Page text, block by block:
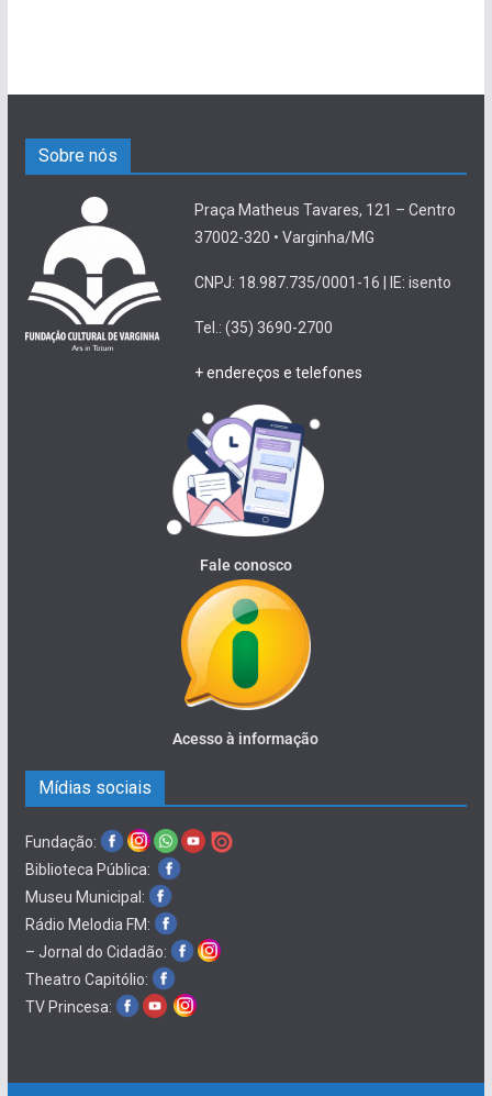
Sobre nós
Praça Matheus Tavares, 121 – Centro
37002-320 • Varginha/MG
CNPJ: 18.987.735/0001-16 | IE: isento
Tel.: (35) 3690-2700
+ endereços e telefones
Fale conosco
Acesso à informação
Mídias sociais
Fundação:
Biblioteca Pública:
Museu Municipal:
Rádio Melodia FM:
– Jornal do Cidadão:
Theatro Capitólio:
TV Princesa: